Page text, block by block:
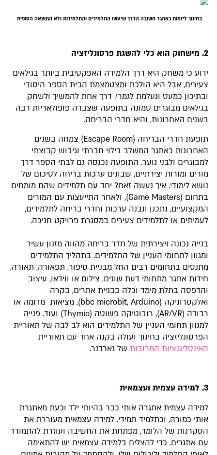
בחינוך ליזמות כאתגר חשובה הדרך שיעשו התלמידים והתלמידות ולא התוצאה הסופית
2. מישחוק הוא כלי להשגת פרסונליזציה
ידוע כי משחק היא דרך הלמידה האפקטיבית ביותר בגילאים
צעירים, אבל היא הולכת ומצטמצמת הבית הספר היסודי
ובתיכון כמעט ונעלמת לגמרי. דרך אחת להמשיך ולשחק
בגילאים מבוגרים טמונה בתופעה שצברה פופולאריות רבה
בשנים האחרונות, והיא חדרי הבריחה.
תופעת חדרי הבריחה (Escape Room) צמחה בשנים
האחרונות כאתגר המשלב בילוי חברתי וגיבוש קבוצתי
למבוגרים ולבני נוער. התופעה נכנסה גם לבתי הספר דרך
מורים ומורות יצירתיים, שבונים ערכות בריחה לסיכום של
נושא לימודי. איך נעשה זאת? יחד עם תלמידים שהם מומחים
בתחום (Game Masters), ולאחר התייעצות עם המורים
המקצועיים, נתכנן ונבנה ערכות וחדרי בריחה לתלמידים,
לעמיתים או לתלמידים צעירים במסגרת פרויקט חניכה.
בנייה נכונה ויצירתית של חדר בריחה מהווה מזנון עשיר
ומגוון לתחומי העניין של התלמידים. בתהליך התלמידים
מתנסים בתחומים רבים החל מבניית סיפור, תפאורה, תאורה,
חידות אתגר מתחומי דעת שונים, צילום או ווידאו, עיצוב
והדפסה בתלת מימד וכלה בבניית אתרים, בקרה
ואלקטרוניקה (bbc microbit, Arduino), מציאות מדומה או
רבודה (AR/VR), רובוטיקה פשוטה (Thymio) ועוד. פנייה
למגוון תחומי העניין של התלמידים הוא לב לבה של תאוריית
הפרסונליזציה בחינוך ועולה בקנה אחד עם תאוריית
האינטליגנציות המרובותשל גארדנר.
3. למידה עצמית ועצמאית
למידה עצמית אתגרה אותי כבר בהיותי ילד וכעת מאתגרת
אותי כמורה, וכתלמיד תמידי. למידה עצמאית מעוררת את
הסקרנות של הלומד, מפתחת את החשיבה ועוזרת להתמודד
עם אתגרים. כדי להצליח בלמידה עצמאית יש להתאימה